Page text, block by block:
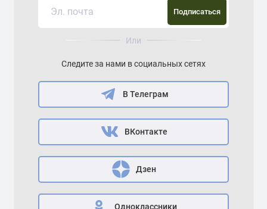
Подписаться
Или
Следите за нами в социальных сетях
В Телеграм
ВКонтакте
Дзен
Одноклассники